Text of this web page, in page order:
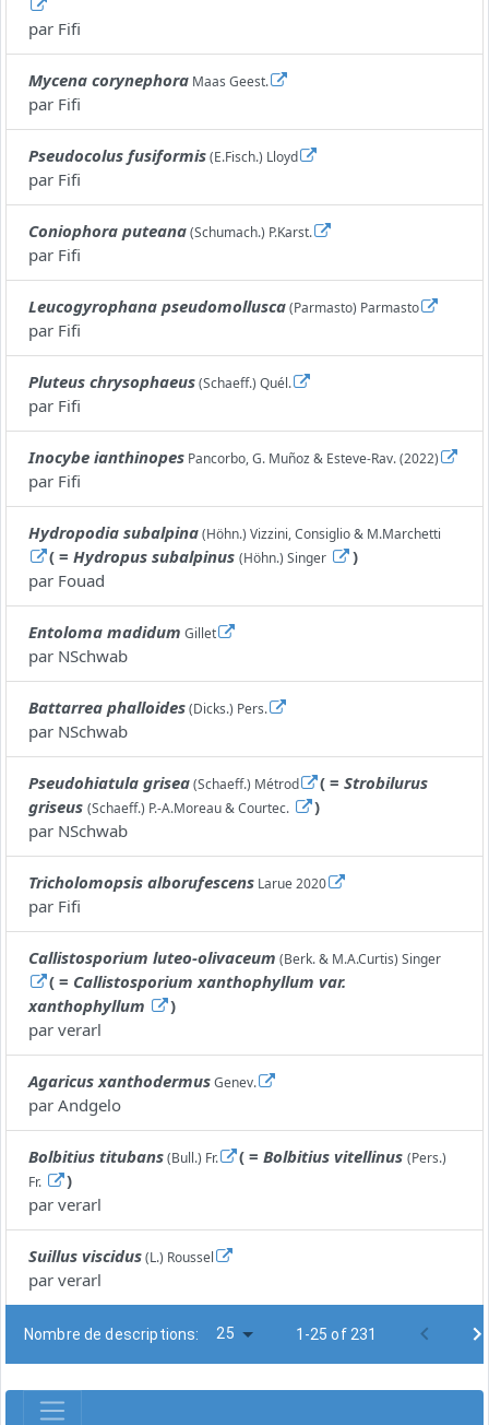
par Fifi
Mycena corynephora Maas Geest.
par Fifi
Pseudocolus fusiformis(E.Fisch.) Lloyd
par Fifi
Coniophora puteana(Schumach.) P.Karst.
par Fifi
Leucogyrophana pseudomollusca(Parmasto) Parmasto
par Fifi
Pluteus chrysophaeus(Schaeff.) Quél.
par Fifi
Inocybe ianthinopes Pancorbo, G. Muñoz & Esteve-Rav. (2022)
par Fifi
Hydropodia subalpina(Höhn.) Vizzini, Consiglio & M.Marchetti
( =Hydropus subalpinus (Höhn.) Singer
)
par Fouad
Entoloma madidum Gillet
par NSchwab
Battarrea phalloides(Dicks.) Pers.
par NSchwab
Pseudohiatula grisea(Schaeff.) Métrod ( =Strobilurus
griseus (Schaeff.) P.-A.Moreau & Courtec.
)
par NSchwab
Tricholomopsis alborufescens Larue 2020
par Fifi
Callistosporium luteo-olivaceum (Berk. & M.A.Curtis) Singer
( = Callistosporium xanthophyllum var.
xanthophyllum
)
par verarl
Agaricus xanthodermusGenev.
par Andgelo
Bolbitius titubans(Bull.) Fr. ( =Bolbitius vitellinus (Pers.)
Fr.
)
par verarl
Suillus viscidus(L.) Roussel
par verarl
Nombre de descriptions: 25 1-25 of 231